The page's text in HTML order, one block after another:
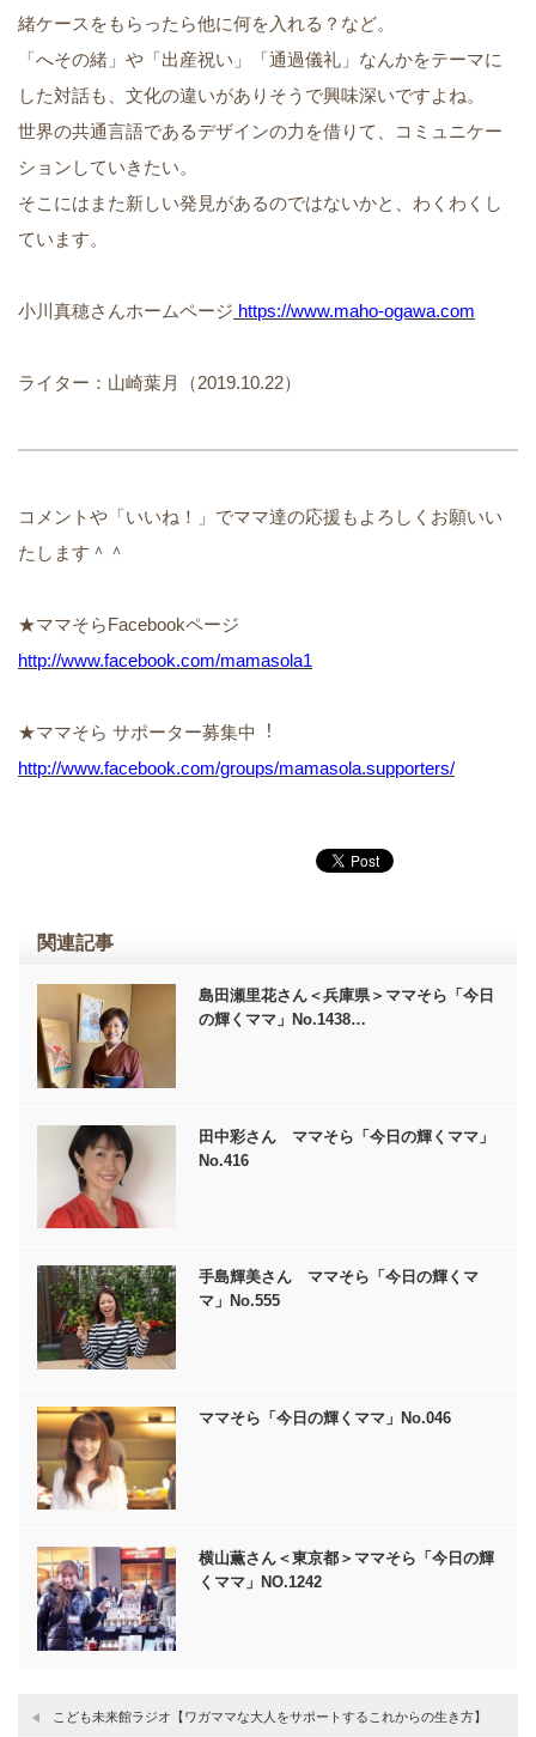
緒ケースをもらったら他に何を入れる？など。
「へその緒」や「出産祝い」「通過儀礼」なんかをテーマに
した対話も、文化の違いがありそうで興味深いですよね。
世界の共通言語であるデザインの力を借りて、コミュニケー
ションしていきたい。
そこにはまた新しい発見があるのではないかと、わくわくし
ています。
小川真穂さんホームページ https://www.maho-ogawa.com
ライター：山崎葉月（2019.10.22）
コメントや「いいね！」でママ達の応援もよろしくお願いい
たします＾＾
★ママそらFacebookページ
http://www.facebook.com/mamasola1
★ママそら サポーター募集中︕
http://www.facebook.com/groups/mamasola.supporters/
関連記事
島田瀬里花さん＜兵庫県＞ママそら「今日
の輝くママ」No.1438…
田中彩さん ママそら「今日の輝くママ」
No.416
手島輝美さん ママそら「今日の輝くマ
マ」No.555
ママそら「今日の輝くママ」No.046
横山薫さん＜東京都＞ママそら「今日の輝
くママ」NO.1242
こども未来館ラジオ【ワガママな大人をサポートするこれからの生き方】